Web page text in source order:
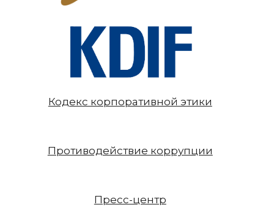
Кодекс корпоративной этики
Противодействие коррупции
Пресс-центр